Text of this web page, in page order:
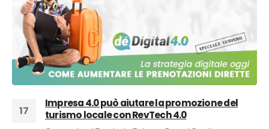
17
Impresa 4.0 può aiutare la promozione del
turismo locale con RevTech 4.0